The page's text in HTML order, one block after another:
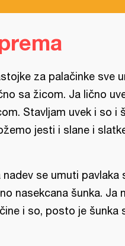
za palačinke sve
sa žicom. Ja lično
Stavljam uvek i so i
jesti i slane i
nadev se umuti
nasekcana šunka. Ja
i so, posto je šunka